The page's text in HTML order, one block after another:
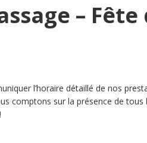
– Fête
l’horaire détaillé de nos
comptons sur la présence de